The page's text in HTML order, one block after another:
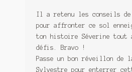
Il a retenu les conseils de
pour affronter ce sol
ton histoire Séverine tout
défis. Bravo !
Passe un bon réveillon de
Sylvestre pour enterrer